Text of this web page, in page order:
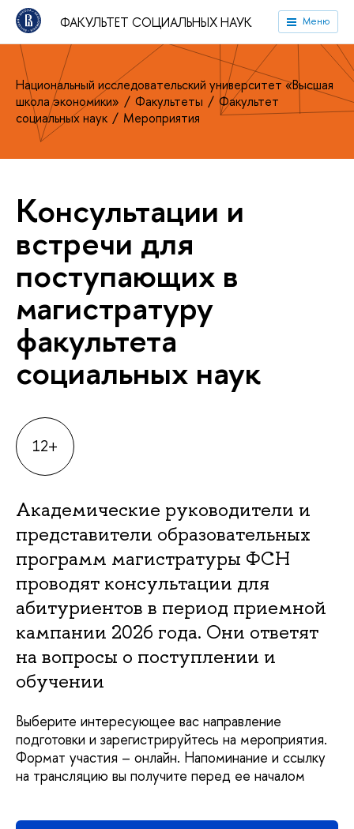
ФАКУЛЬТЕТ СОЦИАЛЬНЫХ НАУК Меню
Национальный исследовательский университет «Высшая
школа экономики»
Факультеты
Факультет
социальных наук
Мероприятия
Консультации и
встречи для
поступающих в
магистратуру
факультета
социальных наук
12+
Академические руководители и
представители образовательных
программ магистратуры ФСН
проводят консультации для
абитуриентов в период приемной
кампании 2026 года. Они ответят
на вопросы о поступлении и
обучении
Выберите интересующее вас направление
подготовки и зарегистрируйтесь на мероприятия.
Формат участия – онлайн. Напоминание и ссылку
на трансляцию вы получите перед ее началом